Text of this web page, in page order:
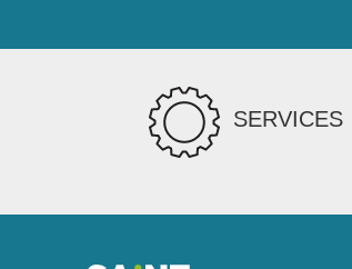
SERVICES